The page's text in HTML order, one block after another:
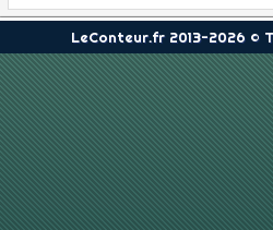
LeConteur.fr 2013-2026 ©